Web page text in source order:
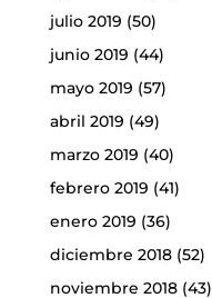
julio 2019 (50)
junio 2019 (44)
mayo 2019 (57)
abril 2019 (49)
marzo 2019 (40)
febrero 2019 (41)
enero 2019 (36)
diciembre 2018(52)
noviembre 2018(43)